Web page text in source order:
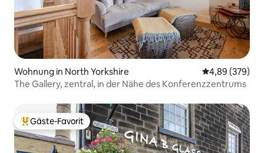
Wohnung in North Yorkshire
4,89 (379)
The Gallery, zentral, in der Nähe des Konferenzzentrums
Beliebter Gäste-Favorit.
Gäste-Favorit